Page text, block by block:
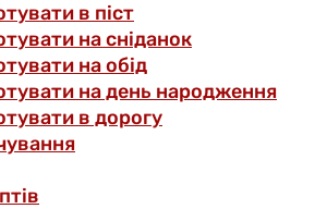
в піст
на сніданок
на обід
на день народження
в дорогу